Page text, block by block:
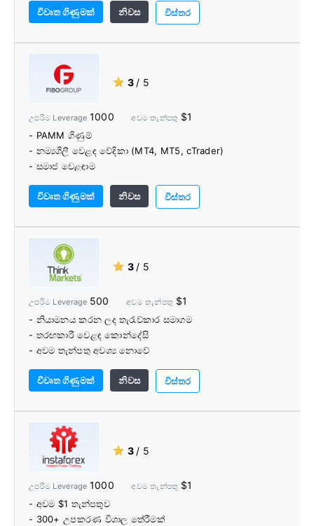
විවෘත ගිණුමක් නිවස විස්තර
★ 3 / 5
උපරිම Leverage 1000 අවම තැන්පතු $1
- PAMM ගිණුම්
- නම්‍යශීලී වෙළඳ වේදිකා (MT4, MT5, cTrader)
- සමාජ වෙළඳාම
- පාරිභෝගික සහාය කණ්ඩායම භාෂා 12ක් කතා කරයි
විවෘත ගිණුමක් නිවස විස්තර
★ 3 / 5
උපරිම Leverage 500 අවම තැන්පතු $1
- නියාමනය කරන ලද තැරැව්කාර සමාගම
- තරඟකාරී වෙළඳ කොන්දේසි
- අවම තැන්පතු අවශ්‍ය නොවේ
- නම්‍යශීලී වෙළඳ වේදිකා
- වෙළඳ මධ්‍යම සහ ඔටෝචාර්ටිස්ට්
- VPS සේවාව
- අධ්යාපනික ද්රව්ය
විවෘත ගිණුමක් නිවස විස්තර
★ 3 / 5
උපරිම Leverage 1000 අවම තැන්පතු $1
- අවම $1 තැන්පතුව
- 300+ උපකරණ විශාල තේරීමක්